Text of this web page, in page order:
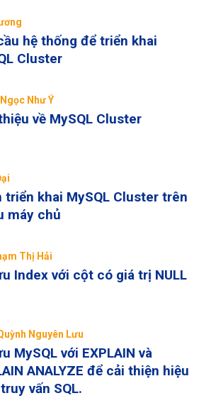
hệ thống để triển khai
Cluster
Như Ý
về MySQL Cluster
triển khai MySQL Cluster trên
máy chủ
Thị Hải
Index với cột có giá trị NULL
Nguyên Lưu
MySQL với EXPLAIN và
ANALYZE để cải thiện hiệu
vấn SQL.